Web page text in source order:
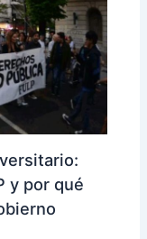
y por qué